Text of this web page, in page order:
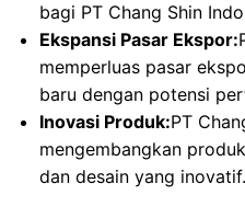
bagi PT Chang Shin
Ekspansi Pasar Ekspor:
memperluas pasar
baru dengan potensi
Inovasi Produk:PT
mengembangkan
dan desain yang inovatif.